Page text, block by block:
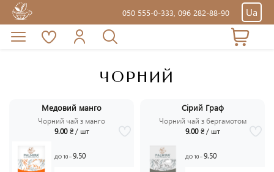
050 555-0-333, 096 282-88-90 Ua
ЧОРНИЙ
Медовий манго
Чорний чай з манго
9.00 ₴ / шт
ДО 10 –9.50
Сірий Граф
Чорний чай з бергамотом
9.00 ₴ / шт
ДО 10 –9.50